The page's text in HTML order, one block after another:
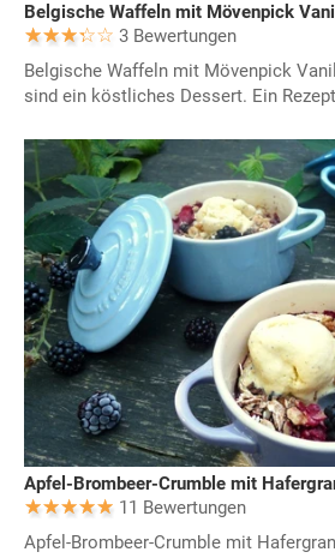
Belgische Waffeln mit Mövenpick
3 Bewertungen
Belgische Waffeln mit Mövenpick
sind ein köstliches Dessert. Ein
11 Bewertungen
Apfel-Brombeer-Crumble mit